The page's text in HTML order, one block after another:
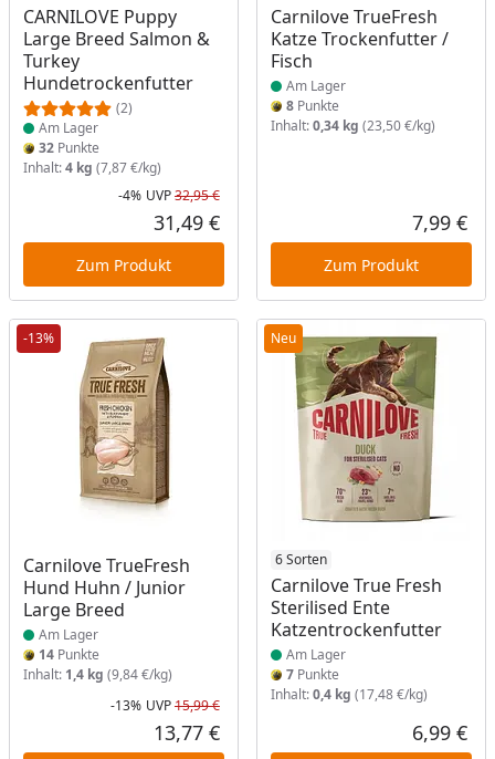
CARNILOVE Puppy
Large Breed Salmon &
Turkey
Hundetrockenfutter
(2)
Produkt am Lager
Am Lager
32 Punkte
Inhalt:4 kg (7,87 €/kg)
Rabatt in Prozent
-4%
Ursprünglicher Preis
UVP32,95 €
Aktueller Preis
31,49 €
Zum Produkt
Carnilove TrueFresh
Katze Trockenfutter /
Fisch
Produkt am Lager
Am Lager
8Punkte
Inhalt:0,34 kg (23,50 €/kg)
7,99 €
Zum Produkt
-13%
Carnilove TrueFresh
Hund Huhn / Junior
Large Breed
Produkt am Lager
Am Lager
14 Punkte
Inhalt: 1,4 kg (9,84 €/kg)
Rabatt in Prozent
-13%
Ursprünglicher Preis
UVP15,99 €
Aktueller Preis
13,77 €
Neu
6 Sorten
Carnilove True Fresh
Sterilised Ente
Katzentrockenfutter
Produkt am Lager
Am Lager
7Punkte
Inhalt:0,4 kg (17,48 €/kg)
6,99 €